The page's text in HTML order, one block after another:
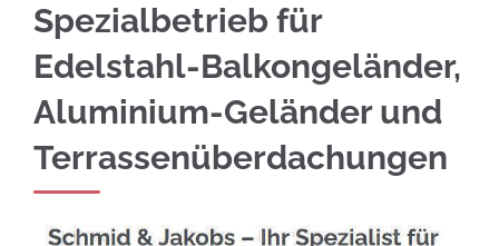
Spezialbetrieb für
Edelstahl-Balkongeländer,
Aluminium-Geländer und
Terrassenüberdachungen